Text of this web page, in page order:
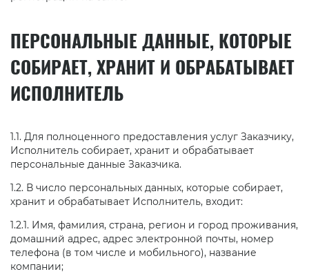
ПЕРСОНАЛЬНЫЕ ДАННЫЕ, КОТОРЫЕ
СОБИРАЕТ, ХРАНИТ И ОБРАБАТЫВАЕТ
ИСПОЛНИТЕЛЬ
1.1. Для полноценного предоставления услуг Заказчику,
Исполнитель собирает, хранит и обрабатывает
персональные данные Заказчика.
1.2. В число персональных данных, которые собирает,
хранит и обрабатывает Исполнитель, входит:
1.2.1. Имя, фамилия, страна, регион и город проживания,
домашний адрес, адрес электронной почты, номер
телефона (в том числе и мобильного), название
компании;